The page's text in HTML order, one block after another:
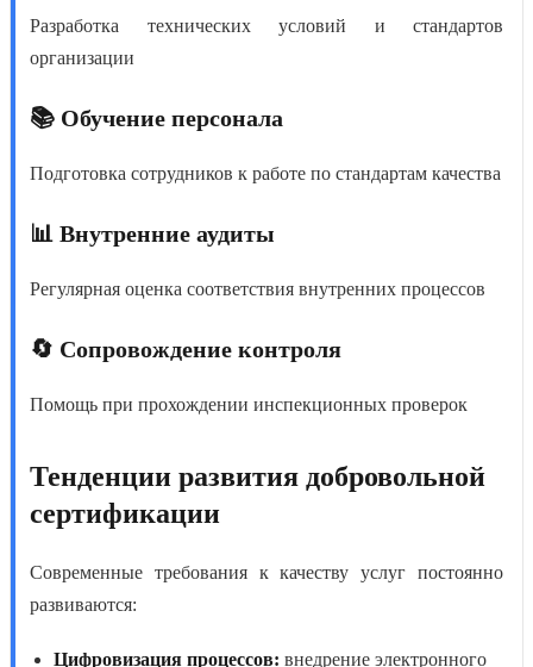
Разработка технических условий и стандартов
организации
📚 Обучение персонала
Подготовка сотрудников к работе по стандартам качества
📊 Внутренние аудиты
Регулярная оценка соответствия внутренних процессов
🔄 Сопровождение контроля
Помощь при прохождении инспекционных проверок
Тенденции развития добровольной
сертификации
Современные требования ккачеству услуг постоянно
развиваются:
Цифровизация процессов: внедрение электронного